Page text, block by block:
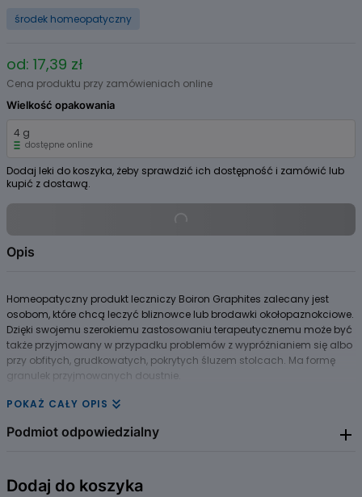
środek homeopatyczny
od: 17,39 zł
Cena produktu przy zamówieniach online
Wielkość opakowania
4 g
dostępne online
Dodaj leki do koszyka, żeby sprawdzić ich dostępność i zamówić lub
kupić z dostawą.
Opis
Homeopatyczny produkt leczniczy Boiron Graphites zalecany jest
osobom, które chcą leczyć bliznowce lub brodawki okołopaznokciowe.
Dzięki swojemu szerokiemu zastosowaniu terapeutycznemu może być
także przyjmowany w przypadku problemów z wypróżnianiem się albo
przy obfitych, grudkowatych, pokrytych śluzem stolcach. Ma formę
granulek przyjmowanych doustnie.
POKAŻ CAŁY OPIS
Podmiot odpowiedzialny
Dodaj do koszyka